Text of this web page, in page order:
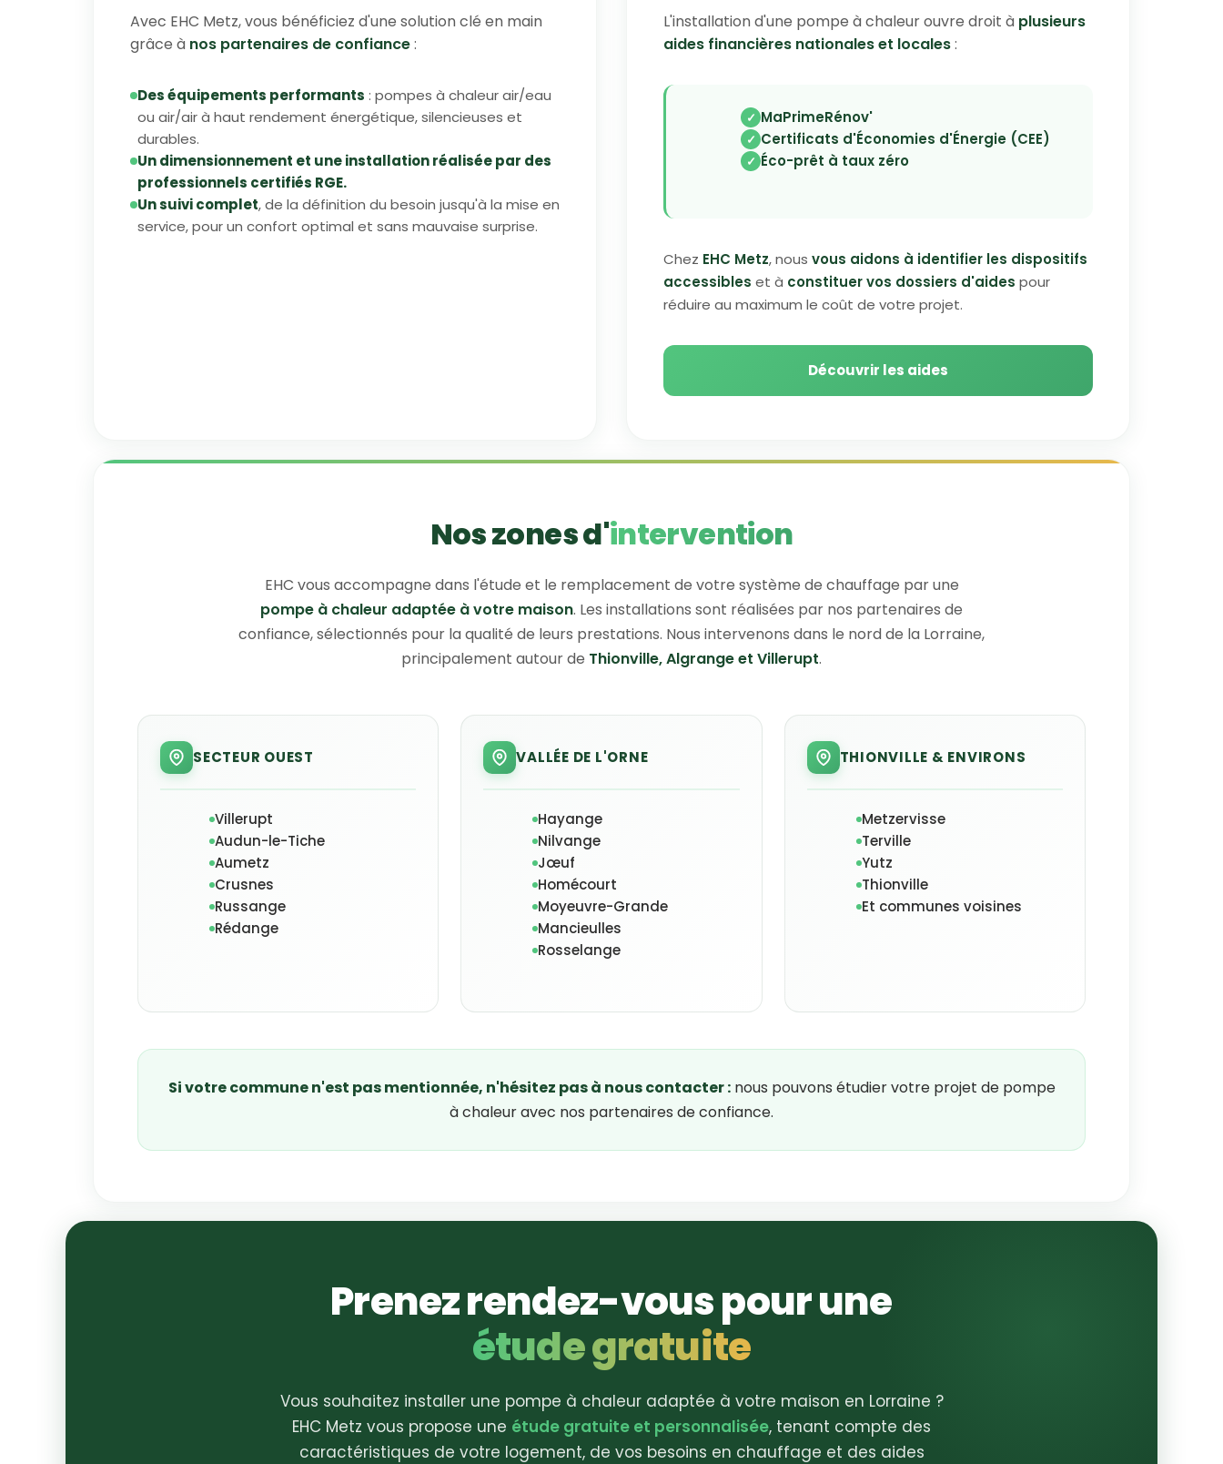
Avec EHC Metz, vous bénéficiez d'une solution clé en main
grâce à nos partenaires de confiance:
Des équipements performants : pompes à chaleur air/eau
ou air/air à haut rendement énergétique, silencieuses et
durables.
Un dimensionnement et une installation réalisée par des
professionnels certifiés RGE.
Un suivi complet, de la définition du besoin jusqu'à la mise en
service, pour un confort optimal et sans mauvaise surprise.
L'installation d'une pompe à chaleur ouvre droit à plusieurs
aides financières nationales et locales:
MaPrimeRénov'
Certificats d'Économies d'Énergie (CEE)
Éco-prêt à taux zéro
Chez EHC Metz, nous vous aidons à identifier les dispositifs
accessibles et à constituer vos dossiers d'aides pour
réduire au maximum le coût de votre projet.
Découvrir les aides
Nos zones d'intervention
EHC vous accompagne dans l'étude et le remplacement de votre système de chauffage par une
pompe à chaleur adaptée à votre maison. Les installations sont réalisées par nos partenaires de
confiance, sélectionnés pour la qualité de leurs prestations. Nous intervenons dans le nord de la Lorraine,
principalement autour de Thionville, Algrange et Villerupt.
SECTEUR OUEST
Villerupt
Audun-le-Tiche
Aumetz
Crusnes
Russange
Rédange
VALLÉE DE L'ORNE
Hayange
Nilvange
Jœuf
Homécourt
Moyeuvre-Grande
Mancieulles
Rosselange
THIONVILLE & ENVIRONS
Metzervisse
Terville
Yutz
Thionville
Et communes voisines
Si votre commune n'est pas mentionnée, n'hésitez pas à nous contacter :nous pouvons étudier votre projet de pompe
à chaleur avec nos partenaires de confiance.
Prenez rendez-vous pour une
étude gratuite
Vous souhaitez installer une pompe à chaleur adaptée à votre maison en Lorraine ?
EHC Metz vous propose une étude gratuite et personnalisée, tenant compte des
caractéristiques de votre logement, de vos besoins en chauffage et des aides